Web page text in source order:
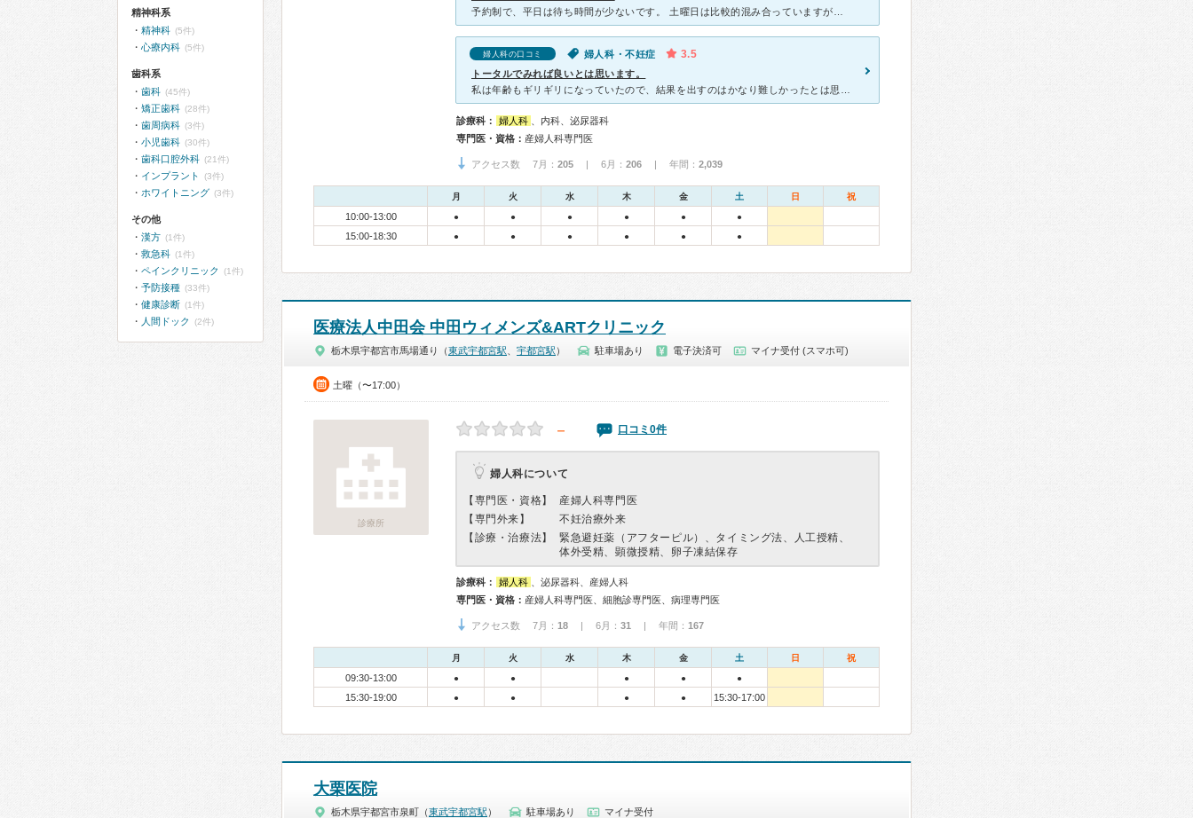
婦人科の口コミ 婦人科・不妊症 3.5
トータルでみれば良いとは思います。
診療科： 婦人科
、内科、泌尿器科
専門医・資格： 産婦人科専門医
アクセス数 7月： 205 | 6月： 206 | 年間： 2,039
月 火 水 木 金 土 日 祝
10:00-13:00 ● ● ● ● ● ●
15:00-18:30 ● ● ● ● ● ●
医療法人中田会 中田ウィメンズ&ARTクリニック
栃木県宇都宮市馬場通り（東武宇都宮駅 宇都宮駅 ） 駐車場あり 電子決済可 マイナ受付 (スマホ可)
土曜（〜17:00）
診療所
－ 口コミ0件
婦人科について
【専門医・資格】
産婦人科専門医
【専門外来】
不妊治療外来
【診療・治療法】
緊急避妊薬（アフターピル）、タイミング法、人工授精、
体外受精、顕微授精、卵子凍結保存
診療科： 婦人科
、泌尿器科、産婦人科
専門医・資格： 産婦人科専門医、細胞診専門医、病理専門医
アクセス数 7月： 18 | 6月： 31 | 年間： 167
月 火 水 木 金 土 日 祝
09:30-13:00 ● ● ● ● ●
15:30-19:00 ● ● ● ● 15:30-17:00
大栗医院
栃木県宇都宮市泉町（東武宇都宮駅 ） 駐車場あり マイナ受付
精神科系
精神科 (5件)
心療内科 (5件)
歯科系
歯科 (45件)
矯正歯科 (28件)
歯周病科 (3件)
小児歯科 (30件)
歯科口腔外科 (21件)
インプラント (3件)
ホワイトニング (3件)
その他
漢方 (1件)
救急科 (1件)
ペインクリニック (1件)
予防接種 (33件)
健康診断 (1件)
人間ドック (2件)